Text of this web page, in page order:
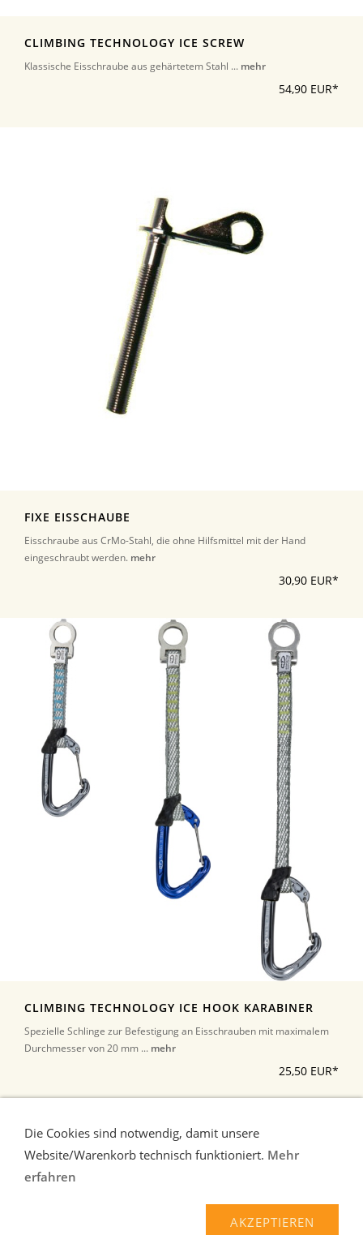
CLIMBING TECHNOLOGY ICE SCREW
Klassische Eisschraube aus gehärtetem Stahl ... mehr
54,90 EUR*
FIXE EISSCHAUBE
Eisschraube aus CrMo-Stahl, die ohne Hilfsmittel mit der Hand
eingeschraubt werden. mehr
30,90 EUR*
CLIMBING TECHNOLOGY ICE HOOK KARABINER
Spezielle Schlinge zur Befestigung an Eisschrauben mit maximalem
Durchmesser von 20 mm ... mehr
25,50 EUR*
*Alle Preise inkl. Umsatzsteuer, zuzüglich Versand
AGB
Widerrufsrecht
Kontakt/Impressum
Über uns
Die Cookies sind notwendig, damit unsere
Website/Warenkorb technisch funktioniert. Mehr
erfahren
AKZEPTIEREN